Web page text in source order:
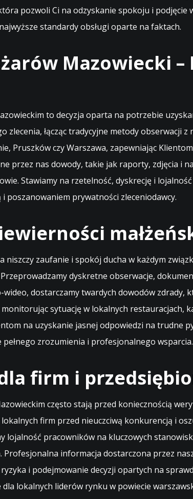
pozwoli Ci na odzyskanie spokoju i podjęcie
standardy obsługi oparte na faktach.
Mazowiecki
to decyzja oparta na potrzebie
łącząc tradycyjne metody obserwacji z
Pruszków czy Warszawa, zapewniając
przez nas dowody, takie jak raporty, zdjęcia i
Stawiamy na rzetelność, dyskrecję i
poszanowaniem prywatności zleceniodawcy.
zaufanie i spokój ducha w każdym
dyskretne obserwacje,
dostarczamy twardych dowodów zdrady,
sytuację w lokalnych restauracjach,
na uzyskanie jasnej odpowiedzi na trudne
zrozumienia i profesjonalnego wsparcia.
firm i
często stają przed koniecznością
firm przed nieuczciwą konkurencją i
pracowników na kluczowych
informacja dostarczona przez
i podejmowanie decyzji opartych na
lokalnych liderów rynku w powiecie